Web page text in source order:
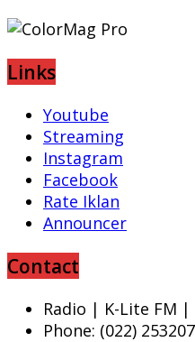
Links
Youtube
Streaming
Instagram
Facebook
Rate Iklan
Announcer
Contact
Radio | K-Lite FM |
Phone: (022)